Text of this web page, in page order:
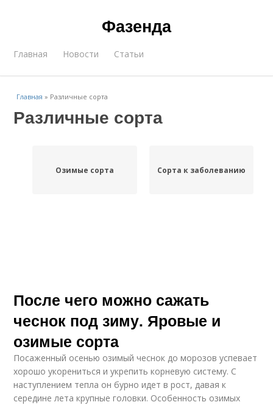
Фазенда
Главная Новости Статьи
Главная » Различные сорта
Различные сорта
Озимые сорта Сорта к заболеванию
После чего можно сажать
чеснок под зиму. Яровые и
озимые сорта
Посаженный осенью озимый чеснок до морозов успевает
хорошо укорениться и укрепить корневую систему. С
наступлением тепла он бурно идет в рост, давая к
середине лета крупные головки. Особенность озимых